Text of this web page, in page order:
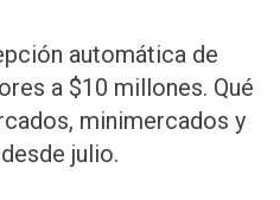
automática de
a $10 millones. Qué
minimercados y
julio.